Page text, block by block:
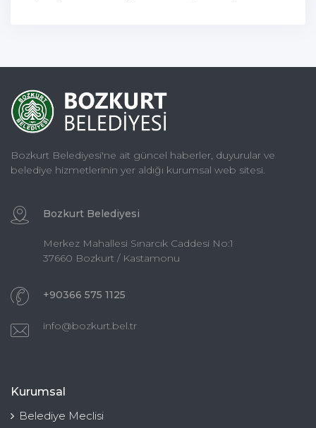
Bozkurt Belediyesi'ne ait güncel haberler, duyurular ve
belediye hizmetlerinin yer aldığı kurumsal web sitesi.
Bozkurt Belediyesi
Merkez Mahallesi Sınarcık Caddesi No:1
37660 Bozkurt / Kastamonu
+90366 575 1125
info@bozkurt.bel.tr
Kurumsal
Belediye Meclisi